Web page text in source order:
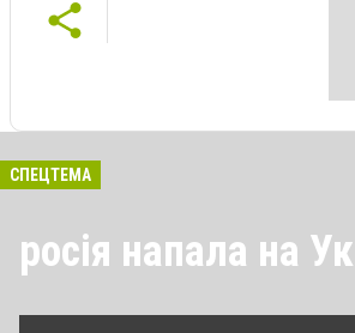
СПЕЦТЕМА
росія напала на